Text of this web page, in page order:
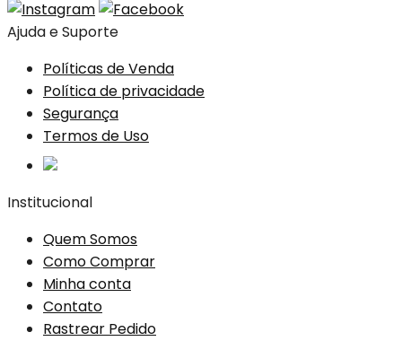
Ajuda e Suporte
Políticas de Venda
Política de privacidade
Segurança
Termos de Uso
Institucional
Quem Somos
Como Comprar
Minha conta
Contato
Rastrear Pedido